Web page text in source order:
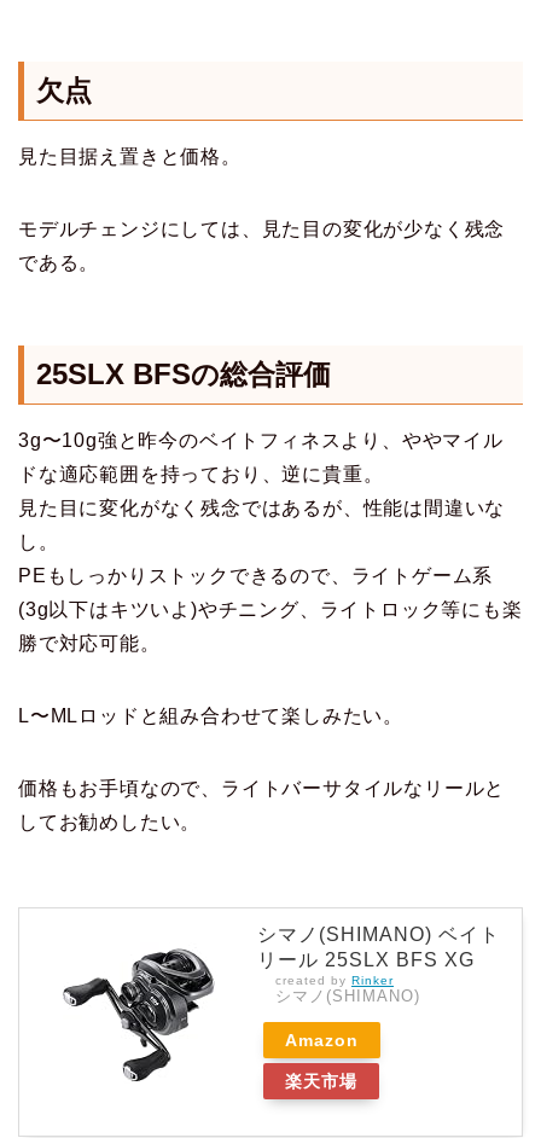
欠点
見た目据え置きと価格。
モデルチェンジにしては、見た目の変化が少なく残念
である。
25SLX BFSの総合評価
3g〜10g強と昨今のベイトフィネスより、ややマイル
ドな適応範囲を持っており、逆に貴重。
見た目に変化がなく残念ではあるが、性能は間違いな
し。
PEもしっかりストックできるので、ライトゲーム系
(3g以下はキツいよ)やチニング、ライトロック等にも楽
勝で対応可能。
L〜MLロッドと組み合わせて楽しみたい。
価格もお手頃なので、ライトバーサタイルなリールと
してお勧めしたい。
シマノ(SHIMANO) ベイト
リール 25SLX BFS XG
created by Rinker
シマノ(SHIMANO)
Amazon
楽天市場